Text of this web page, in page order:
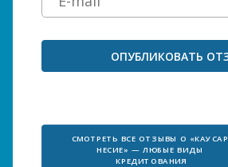
СМОТРЕТЬ ВСЕ ОТЗЫВЫ О «КАУСАР
НЕСИЕ» — ЛЮБЫЕ ВИДЫ
КРЕДИТОВАНИЯ